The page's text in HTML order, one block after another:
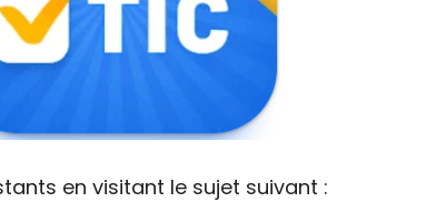
en visitant le sujet suivant :